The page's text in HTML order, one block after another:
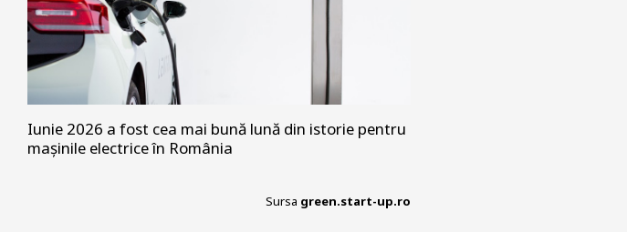
Iunie 2026 a fost cea mai bună lună din istorie pentru
mașinile electrice în România
Sursa green.start-up.ro